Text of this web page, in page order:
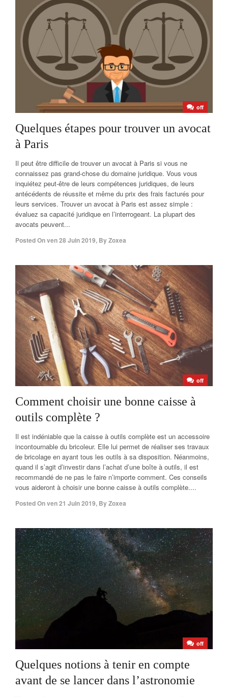
off
Quelques étapes pour trouver un avocat
à Paris
Il peut être difficile de trouver un avocat à Paris si vous ne
connaissez pas grand-chose du domaine juridique. Vous vous
inquiétez peut-être de leurs compétences juridiques, de leurs
antécédents de réussite et même du prix des frais facturés pour
leurs services. Trouver un avocat à Paris est assez simple :
évaluez sa capacité juridique en l’interrogeant. La plupart des
avocats peuvent...
Posted Onven 28 Juin 2019, ByZoxea
off
Comment choisir une bonne caisse à
outils complète ?
Il est indéniable que la caisse à outils complète est un accessoire
incontournable du bricoleur. Elle lui permet de réaliser ses travaux
de bricolage en ayant tous les outils à sa disposition. Néanmoins,
quand il s’agit d’investir dans l’achat d’une boîte à outils, il est
recommandé de ne pas le faire n’importe comment. Ces conseils
vous aideront à choisir une bonne caisse à outils complète....
Posted Onven 21 Juin 2019, ByZoxea
off
Quelques notions à tenir en compte
avant de se lancer dans l’astronomie